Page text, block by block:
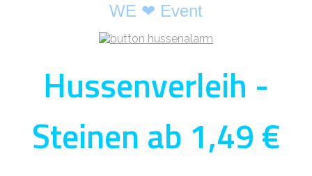
WE ❤ Event
Hussenverleih -
Steinen ab 1,49 €